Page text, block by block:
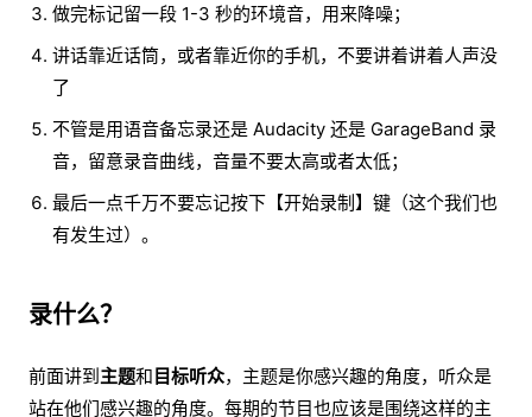
做完标记留一段 1-3 秒的环境音，用来降噪；
讲话靠近话筒，或者靠近你的手机，不要讲着讲着人声没
了
不管是用语音备忘录还是 Audacity 还是 GarageBand 录
音，留意录音曲线，音量不要太高或者太低；
最后一点千万不要忘记按下【开始录制】键（这个我们也
有发生过）。
录什么？
前面讲到 主题和 目标听众，主题是你感兴趣的角度，听众是
站在他们感兴趣的角度。每期的节目也应该是围绕这样的主